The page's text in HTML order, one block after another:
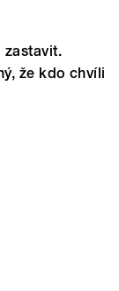
zastavit.
že kdo chvíli